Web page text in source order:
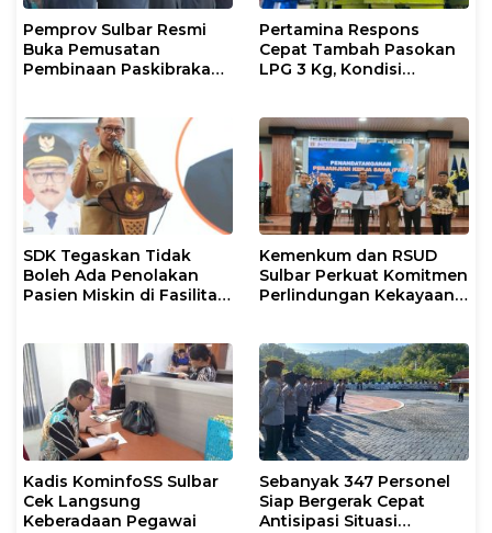
Pemprov Sulbar Resmi
Buka Pemusatan
Pembinaan Paskibraka
Pertamina Respons
Cepat Tambah Pasokan
LPG 3 Kg, Kondisi
SDK Tegaskan Tidak
Boleh Ada Penolakan
Pasien Miskin di Fasilitas
Kemenkum dan RSUD
Sulbar Perkuat Komitmen
Perlindungan Kekayaan
Kadis KominfoSS Sulbar
Cek Langsung
Keberadaan Pegawai
Sebanyak 347 Personel
Siap Bergerak Cepat
Antisipasi Situasi